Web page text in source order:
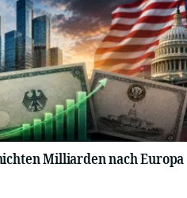
Milliarden nach Europa